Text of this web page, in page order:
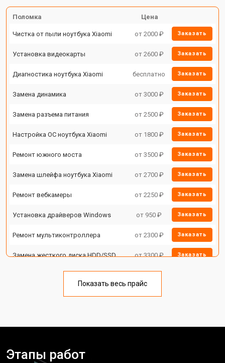
Поломка Цена
Чистка от пыли ноутбука Xiaomi от 2000 ₽ Заказать
Установка видеокарты от 2600 ₽ Заказать
Диагностика ноутбука Xiaomi бесплатно Заказать
Замена динамика от 3000 ₽ Заказать
Замена разъема питания от 2500 ₽ Заказать
Настройка ОС ноутбука Xiaomi от 1800 ₽ Заказать
Ремонт южного моста от 3500 ₽ Заказать
Замена шлейфа ноутбука Xiaomi от 2700 ₽ Заказать
Ремонт вебкамеры от 2250 ₽ Заказать
Установка драйверов Windows от 950 ₽ Заказать
Ремонт мультиконтроллера от 2300 ₽ Заказать
Замена жесткого диска HDD/SSD от 3300 ₽ Заказать
Замена тачпада ноутбука Xiaomi от 1500 ₽
Замена материнской платы
Показать весь прайс
Этапы работ